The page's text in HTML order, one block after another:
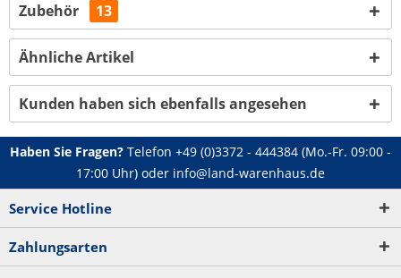
Zubehör 13
Ähnliche Artikel
Kunden haben sich ebenfalls angesehen
Haben Sie Fragen? Telefon +49 (0)3372 - 444384 (Mo.-Fr. 09:00 -
17:00 Uhr) oder info@land-warenhaus.de
Service Hotline
Zahlungsarten